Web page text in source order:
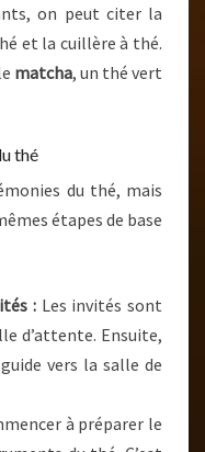
on peut citer la
et la cuillère à thé.
matcha, un thé vert
thé
du thé, mais
étapes de base
:Les invités sont
d’attente. Ensuite,
vers la salle de
à préparer le